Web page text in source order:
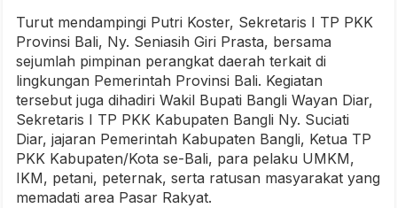
Turut mendampingi Putri Koster, Sekretaris I TP PKK
Provinsi Bali, Ny. Seniasih Giri Prasta, bersama
sejumlah pimpinan perangkat daerah terkait di
lingkungan Pemerintah Provinsi Bali. Kegiatan
tersebut juga dihadiri Wakil Bupati Bangli Wayan Diar,
Sekretaris I TP PKK Kabupaten Bangli Ny. Suciati
Diar, jajaran Pemerintah Kabupaten Bangli, Ketua TP
PKK Kabupaten/Kota se-Bali, para pelaku UMKM,
IKM, petani, peternak, serta ratusan masyarakat yang
memadati area Pasar Rakyat.